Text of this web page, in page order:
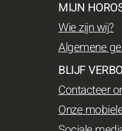
MIJN
Wie zijn wij?
Algemene
BLIJF
Contacteer
Onze